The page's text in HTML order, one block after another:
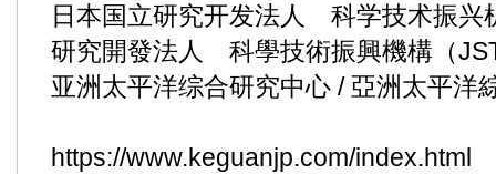
日本国立研究开发法人 科学技术振兴
研究開發法人 科學技術振興機構（
亚洲太平洋综合研究中心 / 亞洲太平洋
https://www.keguanjp.com/index.html